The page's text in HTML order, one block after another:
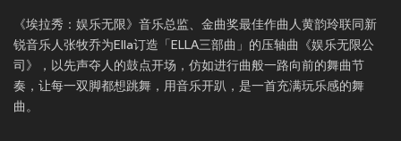
《埃拉秀：娱乐无限》音乐总监、金曲奖最佳作曲人黄韵玲联同新
锐音乐人张牧乔为Ella订造「ELLA三部曲」的压轴曲《娱乐无限公
司》，以先声夺人的鼓点开场，仿如进行曲般一路向前的舞曲节
奏，让每一双脚都想跳舞，用音乐开趴，是一首充满玩乐感的舞
曲。